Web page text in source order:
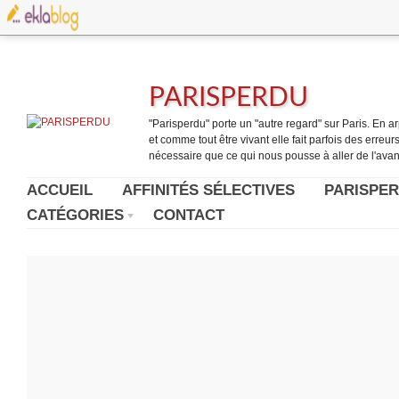
PARISPERDU
"Parisperdu" porte un "autre regard" sur Paris. En
et comme tout être vivant elle fait parfois des
nécessaire que ce qui nous pousse à aller de
ACCUEIL AFFINITÉS SÉLECTIVES
CATÉGORIES
CONTACT